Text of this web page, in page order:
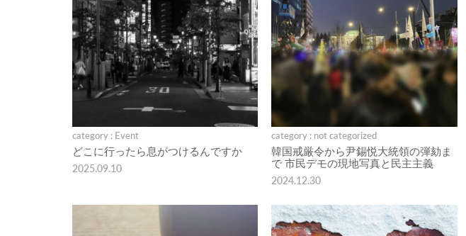
category : Event
どこに行ったら息がつけるんですか
2025.09.10
category : not categorized
韓国戒厳令から尹錫悦大統領の弾劾ま
で 市民デモの現地写真と民主主義
2024.12.30